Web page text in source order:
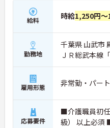
給料 時給1,250円
勤務地
千葉県 山武市
ＪＲ総武本線
雇用形態 非常勤・パー
応募要件
■介護職員初
級） 以上必須